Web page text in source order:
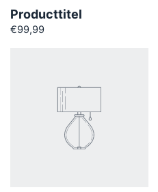
Producttitel
€99,99